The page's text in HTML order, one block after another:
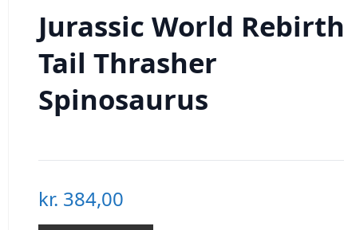
Jurassic World Rebirth
Tail Thrasher
Spinosaurus
kr. 384,00